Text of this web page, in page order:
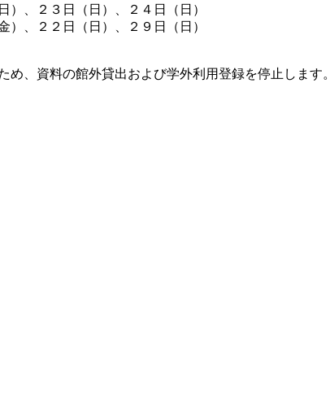
）、２３日（日）、２４日（日）
）、２２日（日）、２９日（日）
、資料の館外貸出および学外利用登録を停止します。